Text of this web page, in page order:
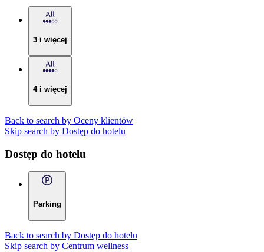
3 i więcej
4 i więcej
Back to search by Oceny klientów
Skip search by Dostęp do hotelu
Dostęp do hotelu
Parking
Back to search by Dostęp do hotelu
Skip search by Centrum wellness